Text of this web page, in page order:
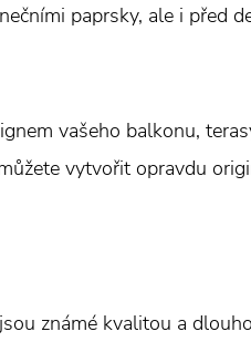
paprsky, ale i před
vašeho balkonu,
vytvořit opravdu
známé kvalitou a